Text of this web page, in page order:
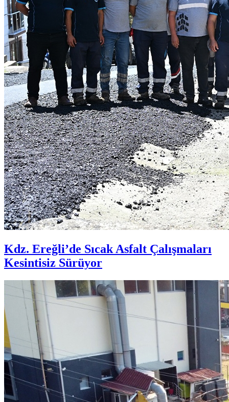
Kdz. Ereğli’de Sıcak Asfalt Çalışmaları
Kesintisiz Sürüyor